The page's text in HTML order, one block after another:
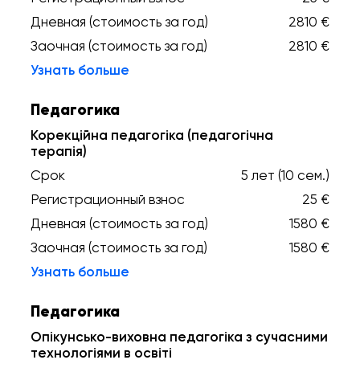
Дневная (стоимость за год)
2810 €
Заочная (стоимость за год)
2810 €
Узнать больше
Педагогика
Корекційна педагогіка (педагогічна
терапія)
Срок
5 лет (10 сем.)
Регистрационный взнос
25 €
Дневная (стоимость за год)
1580 €
Заочная (стоимость за год)
1580 €
Узнать больше
Педагогика
Опікунсько-виховна педагогіка з сучасними
технологіями в освіті